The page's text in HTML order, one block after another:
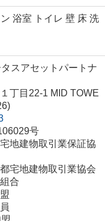
浴室 トイレ 壁 床 洗
スアセットパートナ
丁目22-1 MID TOWE
号
地建物取引業保証協
宅地建物取引業協会
合